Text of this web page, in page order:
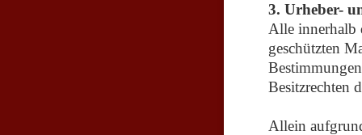
3. Urheber-
Alle innerhalb
geschützten
Besitzrechten
Allein